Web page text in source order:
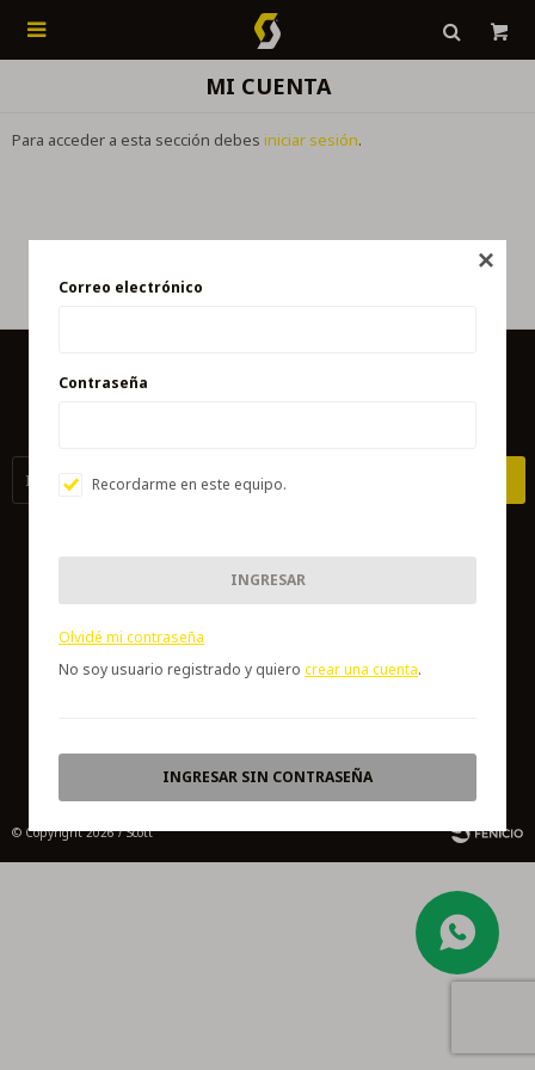

Correo electrónico
Contraseña
Recordarme en este equipo.
INGRESAR
Olvidé mi contraseña
No soy usuario registrado y quiero crear una cuenta.
INGRESAR SIN CONTRASEÑA

MI CUENTA
Para acceder a esta sección debes iniciar sesión.
 
LUNES a VIERNES de 10:00 a 19:00, SÁBADOS de 10:00 a 14:00
Av. Gral. Rondeau 1847 - Aguada-Montevideo,Uruguay.
© Copyright 2026 / Scott